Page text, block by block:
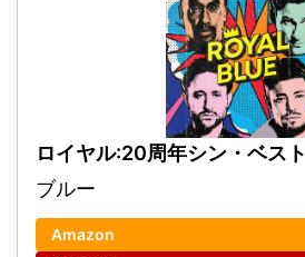
ロイヤル:20周年シン・ベスト
ブルー
Amazon